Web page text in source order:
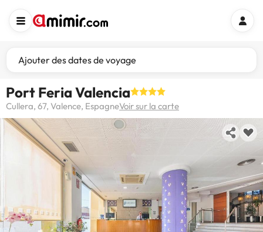
Ajouter des dates de voyage
Port Feria Valencia
Cullera, 67, Valence, EspagneVoir sur la carte